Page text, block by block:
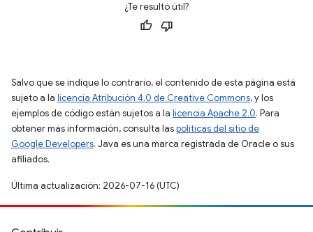
¿Te resultó útil?
Salvo que se indique lo contrario, el contenido de esta página está
sujeto a la licencia Atribución 4.0 de Creative Commons, y los
ejemplos de código están sujetos a la licencia Apache 2.0. Para
obtener más información, consulta laspolíticas del sitio de
Google Developers. Java es una marca registrada de Oracle o sus
afiliados.
Última actualización: 2026-07-16 (UTC)